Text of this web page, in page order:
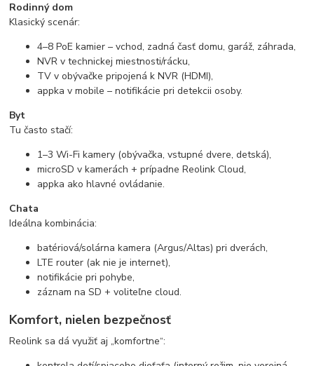
Rodinný dom
Klasický scenár:
4–8 PoE kamier – vchod, zadná časť domu, garáž, záhrada,
NVR v technickej miestnosti/rácku,
TV v obývačke pripojená k NVR (HDMI),
appka v mobile – notifikácie pri detekcii osoby.
Byt
Tu často stačí:
1–3 Wi-Fi kamery (obývačka, vstupné dvere, detská),
microSD v kamerách + prípadne Reolink Cloud,
appka ako hlavné ovládanie.
Chata
Ideálna kombinácia:
batériová/solárna kamera (Argus/Altas) pri dverách,
LTE router (ak nie je internet),
notifikácie pri pohybe,
záznam na SD + voliteľne cloud.
Komfort, nielen bezpečnosť
Reolink sa dá využiť aj „komfortne“: